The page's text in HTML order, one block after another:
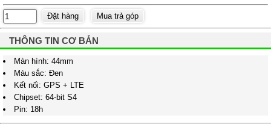
THÔNG TIN CƠ BẢN
Màn hình: 44mm
Màu sắc: Đen
Kết nối: GPS + LTE
Chipset: 64-bit S4
Pin: 18h